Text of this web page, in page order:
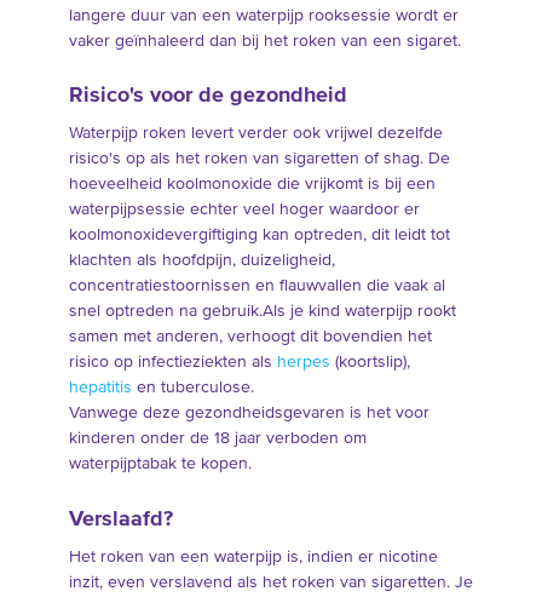
langere duur van een waterpijp rooksessie wordt er
vaker geïnhaleerd dan bij het roken van een sigaret.
Risico's voor de gezondheid
Waterpijp roken levert verder ook vrijwel dezelfde
risico's op als het roken van sigaretten of shag. De
hoeveelheid koolmonoxide die vrijkomt is bij een
waterpijpsessie echter veel hoger waardoor er
koolmonoxidevergiftiging kan optreden, dit leidt tot
klachten als hoofdpijn, duizeligheid,
concentratiestoornissen en flauwvallen die vaak al
snel optreden na gebruik.Als je kind waterpijp rookt
samen met anderen, verhoogt dit bovendien het
risico op infectieziekten als herpes (koortslip),
hepatitis en tuberculose.
Vanwege deze gezondheidsgevaren is het voor
kinderen onder de 18 jaar verboden om
waterpijptabak te kopen.
Verslaafd?
Het roken van een waterpijp is, indien er nicotine
inzit, even verslavend als het roken van sigaretten. Je